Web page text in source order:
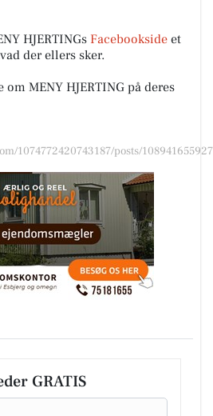
HJERTINGs Facebookside et
der ellers sker.
om MENY HJERTING på deres
1074772420743187/posts/
GRATIS